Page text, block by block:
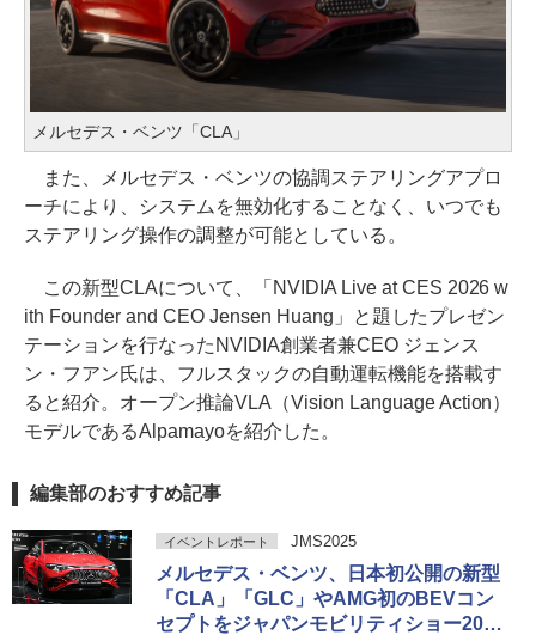
メルセデス・ベンツ「CLA」
また、メルセデス・ベンツの協調ステアリングアプロ
ーチにより、システムを無効化することなく、いつでも
ステアリング操作の調整が可能としている。
この新型CLAについて、「NVIDIA Live at CES 2026 w
ith Founder and CEO Jensen Huang」と題したプレゼン
テーションを行なったNVIDIA創業者兼CEO ジェンス
ン・フアン氏は、フルスタックの自動運転機能を搭載す
ると紹介。オープン推論VLA（Vision Language Action）
モデルであるAlpamayoを紹介した。
編集部のおすすめ記事
イベントレポート JMS2025
メルセデス・ベンツ、日本初公開の新型
「CLA」「GLC」やAMG初のBEVコン
セプトをジャパンモビリティショー2025